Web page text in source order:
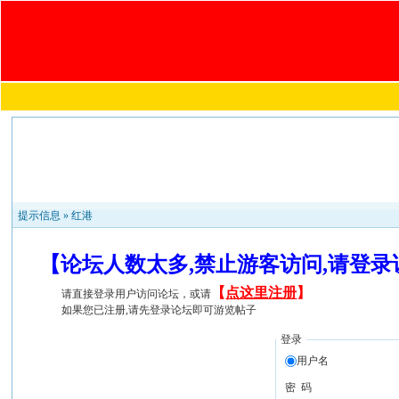
提示信息 »红港
【论坛人数太多,禁止游客访问,请登
请直接登录用户访问论坛，或请 【 点这里注册】
如果您已注册,请先登录论坛即可游览帖子
登录
用户名
密 码